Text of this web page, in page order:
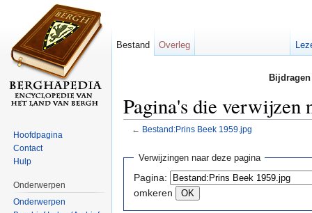
Pagina's die verwijzen
← Bestand:Prins Beek 1959.jpg
Verwijzingen naar deze pagina
Pagina:
omkeren
Bestand Overleg
Hoofdpagina
Contact
Hulp
Onderwerpen
Onderwerpen